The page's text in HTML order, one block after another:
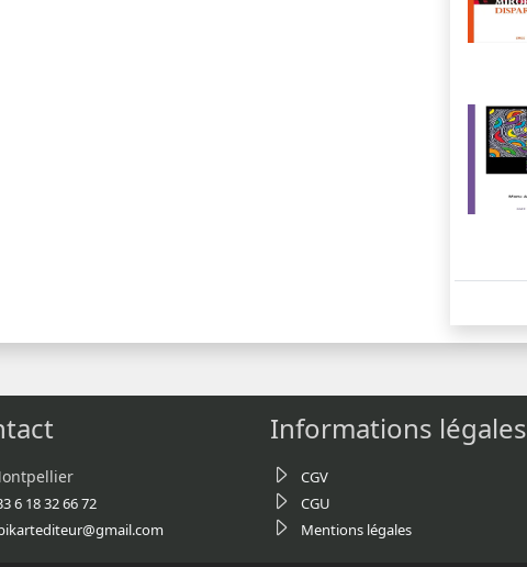
6 18 32 66 72
Informations légales
CGV
CGU
Mentions légales